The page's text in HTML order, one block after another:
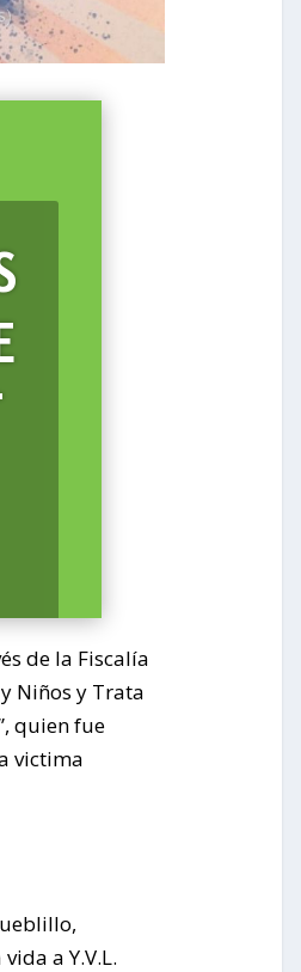
de la Fiscalía
Niños y Trata
quien fue
victima
a Y.V.L.